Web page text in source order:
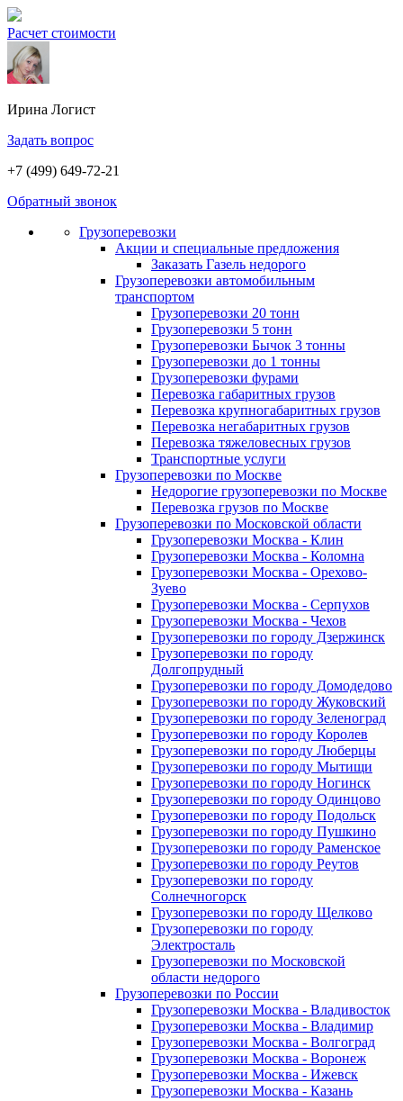
Расчет стоимости
Ирина Логист
Задать вопрос
+7 (499) 649-72-21
Обратный звонок
Грузоперевозки
Акции и специальные предложения
Заказать Газель недорого
Грузоперевозки автомобильным
транспортом
Грузоперевозки 20 тонн
Грузоперевозки 5 тонн
Грузоперевозки Бычок 3 тонны
Грузоперевозки до 1 тонны
Грузоперевозки фурами
Перевозка габаритных грузов
Перевозка крупногабаритных грузов
Перевозка негабаритных грузов
Перевозка тяжеловесных грузов
Транспортные услуги
Грузоперевозки по Москве
Недорогие грузоперевозки по Москве
Перевозка грузов по Москве
Грузоперевозки по Московской области
Грузоперевозки Москва - Клин
Грузоперевозки Москва - Коломна
Грузоперевозки Москва - Орехово-
Зуево
Грузоперевозки Москва - Серпухов
Грузоперевозки Москва - Чехов
Грузоперевозки по городу Дзержинск
Грузоперевозки по городу
Долгопрудный
Грузоперевозки по городу Домодедово
Грузоперевозки по городу Жуковский
Грузоперевозки по городу Зеленоград
Грузоперевозки по городу Королев
Грузоперевозки по городу Люберцы
Грузоперевозки по городу Мытищи
Грузоперевозки по городу Ногинск
Грузоперевозки по городу Одинцово
Грузоперевозки по городу Подольск
Грузоперевозки по городу Пушкино
Грузоперевозки по городу Раменское
Грузоперевозки по городу Реутов
Грузоперевозки по городу
Солнечногорск
Грузоперевозки по городу Щелково
Грузоперевозки по городу
Электросталь
Грузоперевозки по Московской
области недорого
Грузоперевозки по России
Грузоперевозки Москва - Владивосток
Грузоперевозки Москва - Владимир
Грузоперевозки Москва - Волгоград
Грузоперевозки Москва - Воронеж
Грузоперевозки Москва - Ижевск
Грузоперевозки Москва - Казань